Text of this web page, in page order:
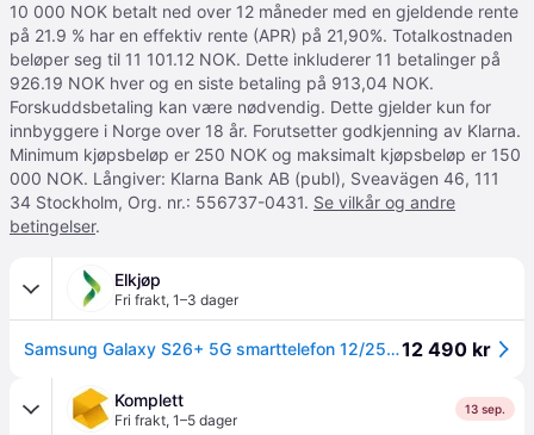
10 000 NOK betalt ned over 12 måneder med en gjeldende rente
på 21.9 % har en effektiv rente (APR) på 21,90%. Totalkostnaden
beløper seg til 11 101.12 NOK. Dette inkluderer 11 betalinger på
926.19 NOK hver og en siste betaling på 913,04 NOK.
Forskuddsbetaling kan være nødvendig. Dette gjelder kun for
innbyggere i Norge over 18 år. Forutsetter godkjenning av Klarna.
Minimum kjøpsbeløp er 250 NOK og maksimalt kjøpsbeløp er 150
000 NOK. Långiver: Klarna Bank AB (publ), Sveavägen 46, 111
34 Stockholm, Org. nr.: 556737-0431. Se vilkår og andre
betingelser.
Elkjøp
Fri frakt, 1–3 dager
Samsung Galaxy S26+ 5G smarttelefon 12/256GB (cobalt violet)12 490 kr
Komplett
Fri frakt, 1–5 dager
13 sep.